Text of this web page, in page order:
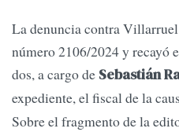
La denuncia contra
número 2106/2024 y recayó
dos, a cargo de Sebastián
expediente, el fiscal de la
Sobre el fragmento de la